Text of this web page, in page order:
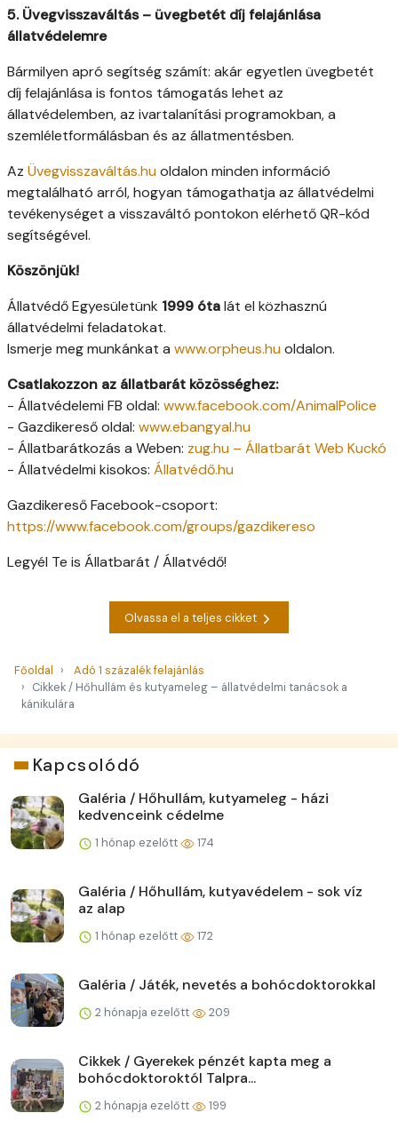
5. Üvegvisszaváltás – üvegbetét díj felajánlása
állatvédelemre
Bármilyen apró segítség számít: akár egyetlen üvegbetét
díj felajánlása is fontos támogatás lehet az
állatvédelemben, az ivartalanítási programokban, a
szemléletformálásban és az állatmentésben.
Az Üvegvisszaváltás.huoldalon minden információ
megtalálható arról, hogyan támogathatja az állatvédelmi
tevékenységet a visszaváltó pontokon elérhető QR-kód
segítségével.
Köszönjük!
Állatvédő Egyesületünk 1999 ótalát el közhasznú
állatvédelmi feladatokat.
Ismerje meg munkánkat a www.orpheus.huoldalon.
Csatlakozzon az állatbarát közösséghez:
- Állatvédelemi FB oldal: www.facebook.com/AnimalPolice
- Gazdikereső oldal: www.ebangyal.hu
- Állatbarátkozás a Weben: zug.hu – Állatbarát Web Kuckó
- Állatvédelmi kisokos: Állatvédő.hu
Gazdikereső Facebook-csoport:
https://www.facebook.com/groups/gazdikereso
Legyél Te is Állatbarát / Állatvédő!
Olvassa el a teljes cikket
Főoldal
Adó 1 százalék felajánlás
Cikkek / Hőhullám és kutyameleg – állatvédelmi tanácsok a
kánikulára
Kapcsolódó
Galéria / Hőhullám, kutyameleg - házi
kedvenceink cédelme
1 hónap ezelőtt 174
Galéria / Hőhullám, kutyavédelem - sok víz
az alap
1 hónap ezelőtt 172
Galéria / Játék, nevetés a bohócdoktorokkal
2 hónapja ezelőtt 209
Cikkek / Gyerekek pénzét kapta meg a
bohócdoktoroktól Talpra...
2 hónapja ezelőtt 199